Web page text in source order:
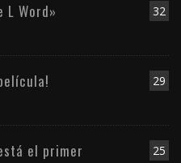
32
L Word»
29
25
el primer